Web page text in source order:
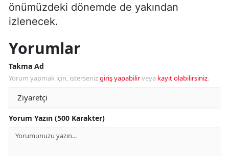
önümüzdeki dönemde de yakından
izlenecek.
Yorumlar
Takma Ad
Yorum yapmak için, istersenizgiriş yapabilirveya kayıt olabilirsiniz.
Yorum Yazın (500 Karakter)